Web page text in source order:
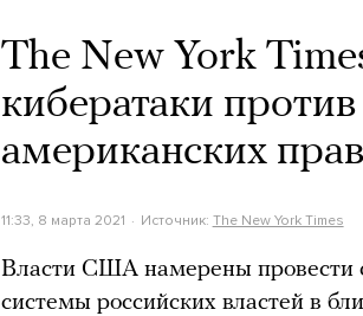
The New York
кибератаки
американских
11:33, 8 марта 2021 Источник: The New York Times
Власти США намерены провести
системы российских властей в